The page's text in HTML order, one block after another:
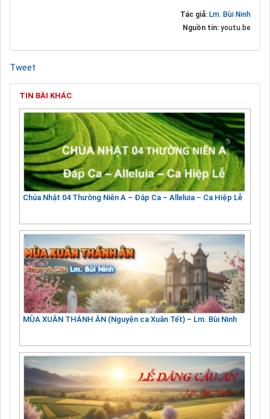
Tác giả: Lm. Bùi Ninh
Nguồn tin: youtu.be
Tweet
TIN BÀI KHÁC
Chúa Nhật 04 Thường Niên A – Đáp Ca – Alleluia – Ca Hiệp Lễ
MÙA XUÂN THÁNH ÂN (Nguyện ca Xuân Tết) – Lm. Bùi Ninh